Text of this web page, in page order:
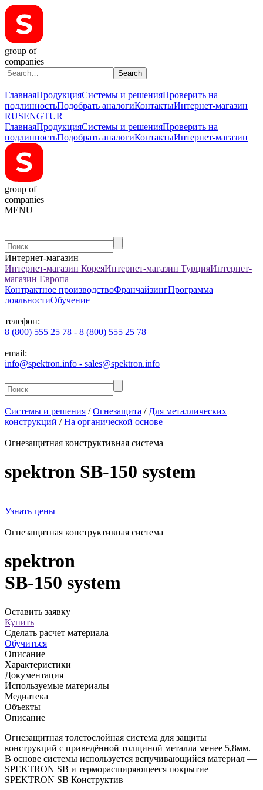
group of
companies
ГлавнаяПродукцияСистемы и решенияПроверить на
подлинностьПодобрать аналогиКонтактыИнтернет-магазин
RUSENGTUR
ГлавнаяПродукцияСистемы и решенияПроверить на
подлинностьПодобрать аналогиКонтактыИнтернет-магазин
group of
companies
MENU
Интернет-магазин
Интернет-магазин КореяИнтернет-магазин ТурцияИнтернет-
магазин Европа
Контрактное производствоФранчайзингПрограмма
лояльностиОбучение
телефон:
8 (800) 555 25 78 - 8 (800) 555 25 78
email:
info@spektron.info - sales@spektron.info
Системы и решения /Огнезащита / Для металлических
конструкций /На органической основе
Огнезащитная конструктивная система
spektron SB-150 system
Узнать цены
Огнезащитная конструктивная система
spektron
SB-150 system
Оставить заявку
Купить
Сделать расчет материала
Обучиться
Описание
Характеристики
Документация
Используемые материалы
Медиатека
Объекты
Описание
Огнезащитная толстослойная система для защиты
конструкций с приведённой толщиной металла менее 5,8мм.
В основе системы используется вспучивающийся материал —
SPEKTRON SB и терморасширяющееся покрытие
SPEKTRON SB Конструктив